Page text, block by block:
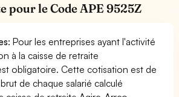
pour le Code APE 9525Z
: Pour les entreprises ayant l'activité
à la caisse de retraite
obligatoire. Cette cotisation est de
de chaque salarié calculé